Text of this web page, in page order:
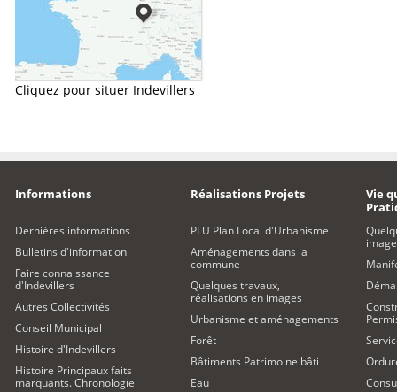
Cliquez pour situer Indevillers
Informations
Dernières informations
Bulletins d'information
Faire connaissance
d'Indevillers
Autres Collectivités
Conseil Municipal
Histoire d'Indevillers
Histoire Principaux faits
marquants. Chronologie
Réalisations Projets
PLU Plan Local d'Urbanisme
Aménagements dans la
commune
Quelques travaux,
réalisations en images
Urbanisme et aménagements
Forêt
Bâtiments Patrimoine bâti
Eau
Vie